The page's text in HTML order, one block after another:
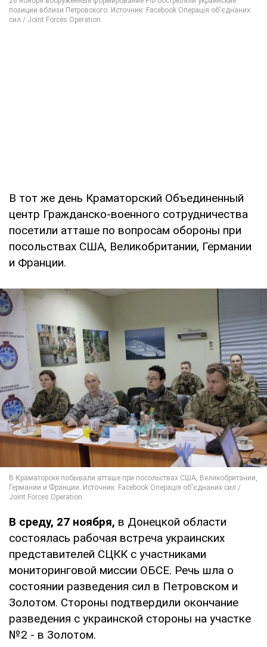
В тот же день Краматорский Объединенный
центр Гражданско-военного сотрудничества
посетили атташе по вопросам обороны при
посольствах США, Великобритании, Германии
и Франции.
В среду, 27 ноября, в Донецкой области
состоялась рабочая встреча украинских
представителей СЦКК с участниками
мониторинговой миссии ОБСЕ. Речь шла о
состоянии разведения сил в Петровском и
Золотом. Стороны подтвердили окончание
разведения с украинской стороны на участке
№2 - в Золотом.